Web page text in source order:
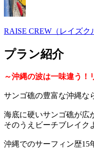
RAISE CREW（レイズク
プラン紹介
～沖縄の波は一味違う！
サンゴ礁の豊富な沖縄な
海底に硬いサンゴ礁が広
そのうえビーチブレイク
沖縄でのサーフィン歴15